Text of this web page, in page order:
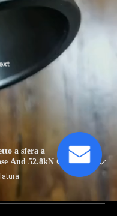
a sfera a
And 52.8kN Cr